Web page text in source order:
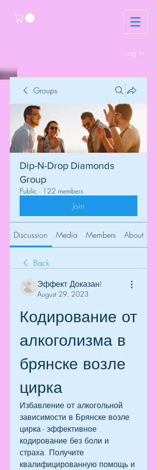
Log In
Groups
Dip-N-Drop Diamonds
Group
Public · 122 members
Join
Discussion Media Members About
Back
Эффект Доказан!
August 29, 2023
Кодирование от
алкоголизма в
брянске возле
цирка
Избавление от алкогольной
зависимости в Брянске возле
цирка - эффективное
кодирование без боли и
страха. Получите
квалифицированную помощь и